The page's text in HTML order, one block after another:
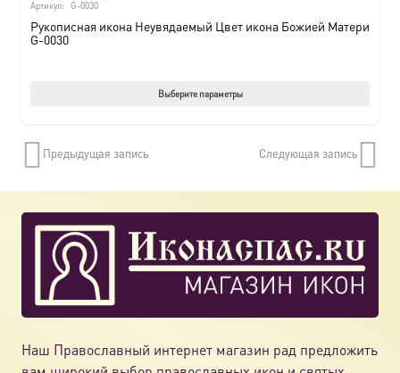
Артикул: G-0030
Рукописная икона Неувядаемый Цвет икона Божией Матери
G-0030
Выберите параметры
Предыдущая запись Следующая запись
Наш Православный интернет магазин рад предложить